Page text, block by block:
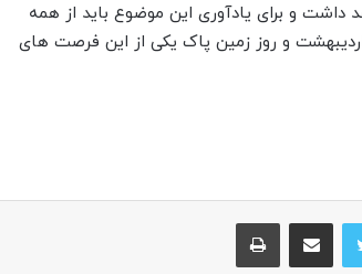
داشت و برای یادآوری این موضوع باید از همه
ها و ظرفیت ها استفاده کنیم که ۲۲ آوریل مصادف با ۲ اردیبهشت و روز زمین پاک یکی از این فرصت های
توییتر اشتراک گذاری از طریق ایمیل چاپ